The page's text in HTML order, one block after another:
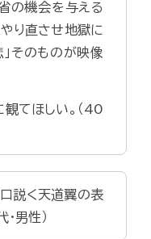
の機会を与える
やり直させ地獄に
そのものが映像
てほしい。（40
説く天道翼の表
男性）